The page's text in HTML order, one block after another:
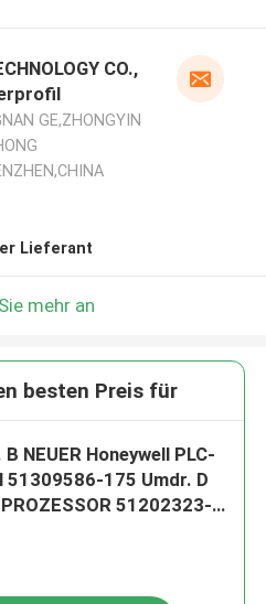
CO.,
GE,ZHONGYIN
Lieferant
mehr an
besten Preis für
B NEUER Honeywell PLC-
51309586-175 Umdr. D
51202323-